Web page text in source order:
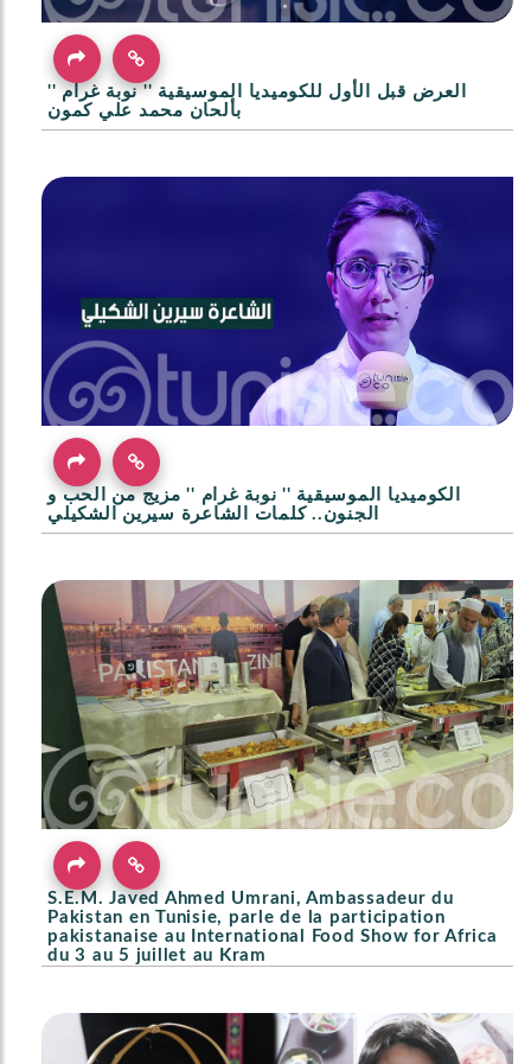
العرض قبل الأول للكوميديا الموسيقية '' نوبة غرام ''
بألحان محمد علي كمون
الكوميديا الموسيقية '' نوبة غرام '' مزيج من الحب و
الجنون.. كلمات الشاعرة سيرين الشكيلي
S.E.M. Javed Ahmed Umrani, Ambassadeur du
Pakistan en Tunisie, parle de la participation
pakistanaise au International Food Show for Africa
du 3 au 5 juillet au Kram